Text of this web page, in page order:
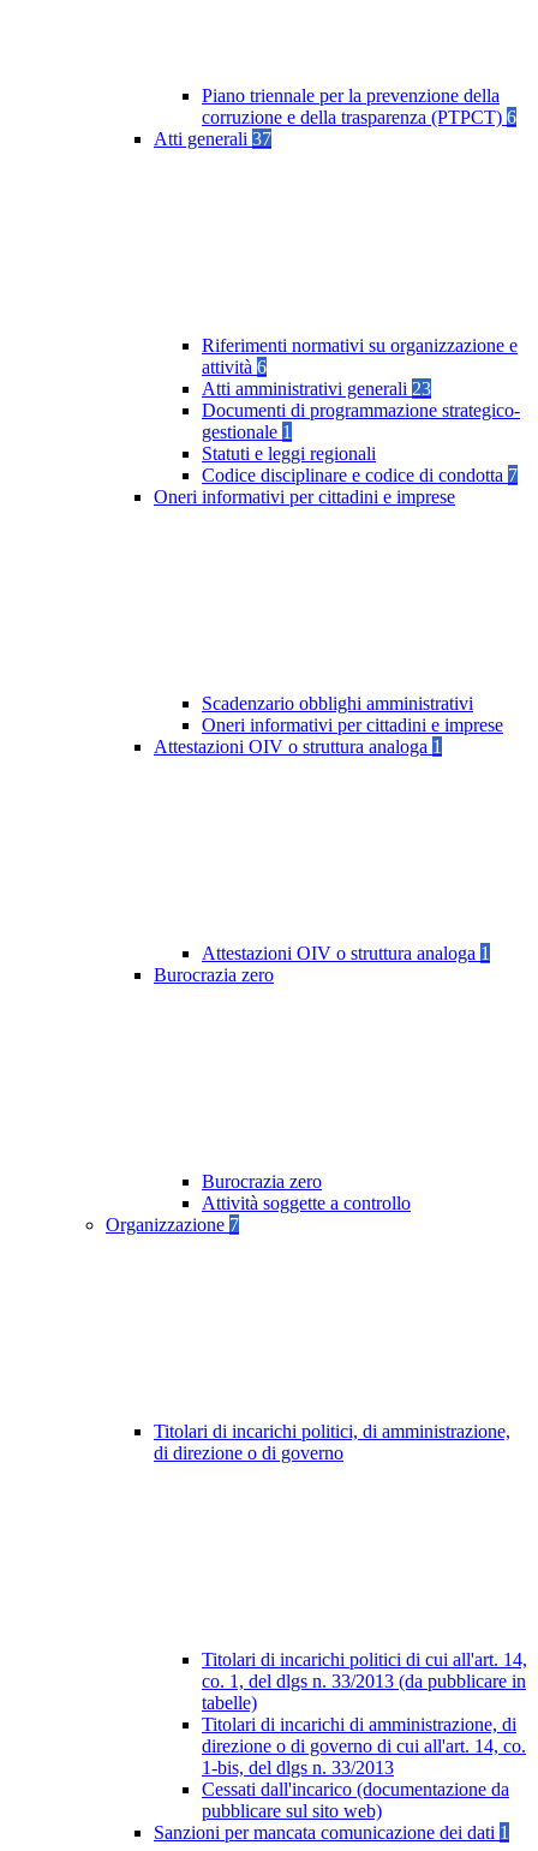
Piano triennale per la prevenzione della
corruzione e della trasparenza (PTPCT) 6
Atti generali 37
Riferimenti normativi su organizzazione e
attività 6
Atti amministrativi generali 23
Documenti di programmazione strategico-
gestionale 1
Statuti e leggi regionali
Codice disciplinare e codice di condotta 7
Oneri informativi per cittadini e imprese
Scadenzario obblighi amministrativi
Oneri informativi per cittadini e imprese
Attestazioni OIV o struttura analoga 1
Attestazioni OIV o struttura analoga 1
Burocrazia zero
Burocrazia zero
Attività soggette a controllo
Organizzazione 7
Titolari di incarichi politici, di amministrazione,
di direzione o di governo
Titolari di incarichi politici di cui all'art. 14,
co. 1, del dlgs n. 33/2013 (da pubblicare in
tabelle)
Titolari di incarichi di amministrazione, di
direzione o di governo di cui all'art. 14, co.
1-bis, del dlgs n. 33/2013
Cessati dall'incarico (documentazione da
pubblicare sul sito web)
Sanzioni per mancata comunicazione dei dati 1